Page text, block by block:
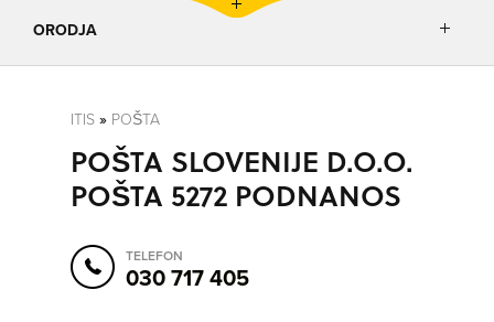
ISKANJE
ORODJA
POSLOVNE ENOTE
ITIS » POŠTA
POŠTA SLOVENIJE D.O.O.
POŠTA 5272 PODNANOS
TELEFON
030 717 405